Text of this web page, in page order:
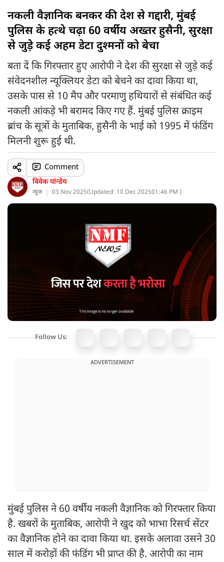
नकली वैज्ञानिक बनकर की देश से गद्दारी, मुंबई
पुलिस के हत्थे चढ़ा 60 वर्षीय अख्तर हुसैनी, सुरक्षा
से जुड़े कई अहम डेटा दुश्मनों को बेचा
बता दें कि गिरफ्तार हुए आरोपी ने देश की सुरक्षा से जुड़े कई
संवेदनशील न्यूक्लियर डेटा को बेचने का दावा किया था,
उसके पास से 10 मैप और परमाणु हथियारों से संबंधित कई
नकली आंकड़े भी बरामद किए गए हैं. मुंबई पुलिस क्राइम
ब्रांच के सूत्रों के मुताबिक, हुसैनी के भाई को 1995 में फंडिंग
मिलनी शुरू हुई थी.
विवेक पांन्डेय
न्यूज 03 Nov 2025(Updated: 10 Dec 202501:46 PM )
Comment
Follow Us:
ADVERTISEMENT
मुंबई पुलिस ने 60 वर्षीय नकली वैज्ञानिक को गिरफ्तार किया
है. खबरों के मुताबिक, आरोपी ने खुद को भाभा रिसर्च सेंटर
का वैज्ञानिक होने का दावा किया था. इसके अलावा उसने 30
साल में करोड़ों की फंडिंग भी प्राप्त की है. आरोपी का नाम